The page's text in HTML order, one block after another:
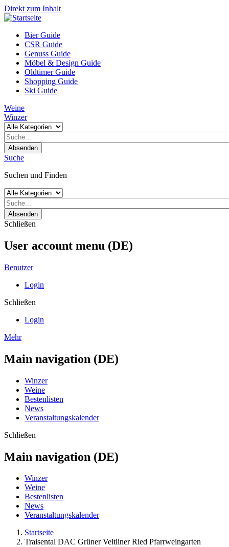
Direkt zum Inhalt
Bier Guide
CSR Guide
Genuss Guide
Möbel & Design Guide
Oldtimer Guide
Shopping Guide
Ski Guide
Weine
Winzer
Absenden
Suche
Suchen und Finden
Absenden
Schließen
User account menu (DE)
Benutzer
Login
Schließen
Login
Mehr
Main navigation (DE)
Winzer
Weine
Bestenlisten
News
Veranstaltungskalender
Schließen
Main navigation (DE)
Winzer
Weine
Bestenlisten
News
Veranstaltungskalender
Startseite
Traisental DAC Grüner Veltliner Ried Pfarrweingarten